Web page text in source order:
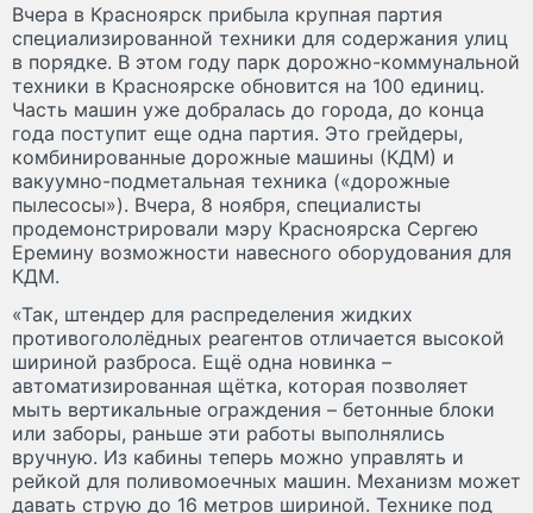
Вчера в Красноярск прибыла крупная партия
специализированной техники для содержания улиц
в порядке. В этом году парк дорожно-коммунальной
техники в Красноярске обновится на 100 единиц.
Часть машин уже добралась до города, до конца
года поступит еще одна партия. Это грейдеры,
комбинированные дорожные машины (КДМ) и
вакуумно-подметальная техника («дорожные
пылесосы»). Вчера, 8 ноября, специалисты
продемонстрировали мэру Красноярска Сергею
Еремину возможности навесного оборудования для
КДМ.
«Так, штендер для распределения жидких
противогололёдных реагентов отличается высокой
шириной разброса. Ещё одна новинка –
автоматизированная щётка, которая позволяет
мыть вертикальные ограждения – бетонные блоки
или заборы, раньше эти работы выполнялись
вручную. Из кабины теперь можно управлять и
рейкой для поливомоечных машин. Механизм может
давать струю до 16 метров шириной. Технике под